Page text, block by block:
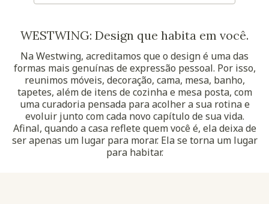
WESTWING: Design que habita em você.
Na Westwing, acreditamos que o design é uma das
formas mais genuínas de expressão pessoal. Por isso,
reunimos móveis, decoração, cama, mesa, banho,
tapetes, além de itens de cozinha e mesa posta, com
uma curadoria pensada para acolher a sua rotina e
evoluir junto com cada novo capítulo de sua vida.
Afinal, quando a casa reflete quem você é, ela deixa de
ser apenas um lugar para morar. Ela se torna um lugar
para habitar.